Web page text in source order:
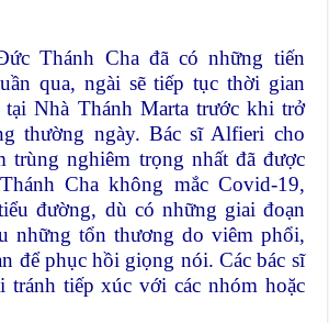
Thánh Cha đã có những tiến
qua, ngài sẽ tiếp tục thời gian
tại Nhà Thánh Marta trước khi trở
thường ngày. Bác sĩ Alfieri cho
trùng nghiêm trọng nhất đã được
Cha không mắc Covid-19,
đường, dù có những giai đoạn
những tổn thương do viêm phổi,
để phục hồi giọng nói. Các bác sĩ
tránh tiếp xúc với các nhóm hoặc